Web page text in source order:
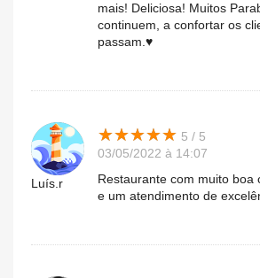
mais! Deliciosa! Muitos
continuem, a confortar os
passam.♥️
Luís.r
★★★★★
★★★★★ 5 / 5
03/05/2022 à 14:07
Restaurante com muito boa
e um atendimento de